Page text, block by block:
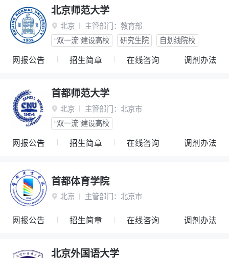
北京师范大学
 北京 主管部门： 教育部
“双一流”建设高校
研究生院 自划线院校
网报公告 招生简章 在线咨询 调剂办法
首都师范大学
 北京 主管部门： 北京市
“双一流”建设高校
网报公告 招生简章 在线咨询 调剂办法
首都体育学院
 北京 主管部门： 北京市
网报公告 招生简章 在线咨询 调剂办法
北京外国语大学